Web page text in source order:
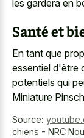
les gardera en
Santé et
En tant que
essentiel d'être
potentiels qui
Miniature
Source:
chiens - NRC